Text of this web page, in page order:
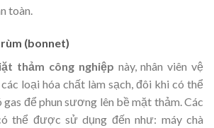
toàn.
(bonnet)
thảm công nghiệp này, nhân viên vệ
loại hóa chất làm sạch, đôi khi có thể
để phun sương lên bề mặt thảm. Các
thể được sử dụng đến như: máy chà